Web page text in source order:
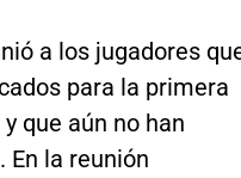
a los jugadores
para la primera
que aún no han
En la reunión